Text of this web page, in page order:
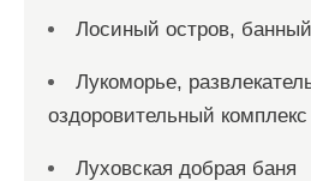
Лосиный остров,
Лукоморье,
оздоровительный комплекс
Луховская добрая баня